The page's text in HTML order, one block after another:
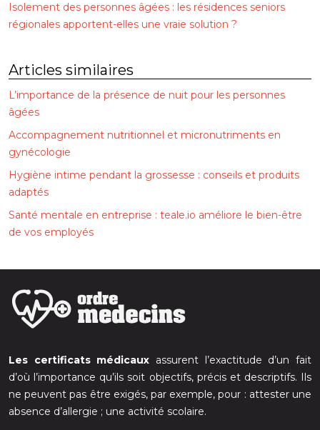
Isolement des personnes âgées : les résidences seniors
régionales apportent-elles une vraie solution ?
Articles similaires
L’importance de la présence de nuit pour les personnes
âgées
Accompagnement nutritionnel et micronutriments en
gynécologie
Hygiène intime pendant la grossesse : conseils et produits
adaptés
Santé mentale en entreprise : teale.io améliore le bien-être
de vos employés
Les certificats médicaux assurent l’exactitude d’un fait
d’où l’importance qu’ils soit objectifs, précis et descriptifs. Ils
ne peuvent pas être exigés, par exemple, pour : attester une
absence d’allergie ; une activité scolaire.